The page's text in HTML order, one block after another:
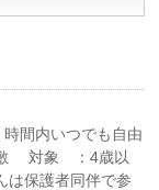
間内いつでも自由
敷 対象 ：4歳以
は保護者同伴で参